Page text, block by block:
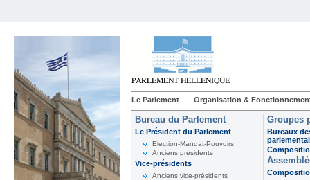
Le Parlement Organisation &
Bureau du Parlement
Le Président du Parlement
Election-Mandat-Pouvoirs
Anciens présidents
Vice-présidents
Anciens vice-présidents
Groupes
Bureaux